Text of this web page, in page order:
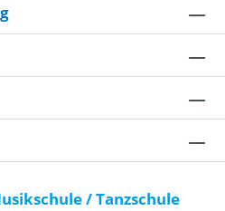
/ Tanzschule